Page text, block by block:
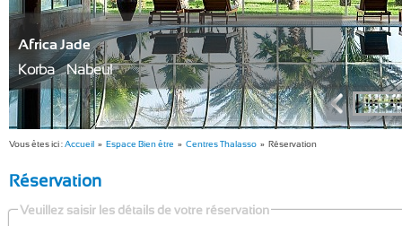
Africa Jade
Korba - Nabeul
Vous êtes ici :Accueil » Espace Bien être » Centres Thalasso » Réservation
Réservation
Veuillez saisir les détails de votre réservation